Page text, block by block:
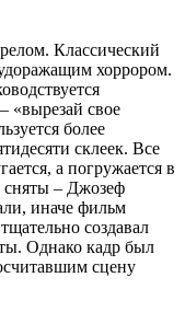
Классический
хоррором.
– «вырезай свое
более
склеек. Все
а погружается в
– Джозеф
иначе фильм
создавал
Однако кадр был
сцену